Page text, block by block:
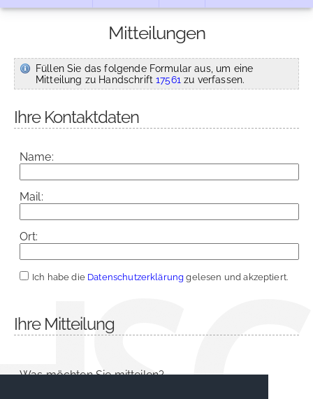
Mitteilungen
Füllen Sie das folgende Formular aus, um eine
Mitteilung zu Handschrift17561 zu verfassen.
Ihre Kontaktdaten
Name:
Mail:
Ort:
Ich habe die Datenschutzerklärung gelesen und akzeptiert.
Ihre Mitteilung
Was möchten Sie mitteilen?